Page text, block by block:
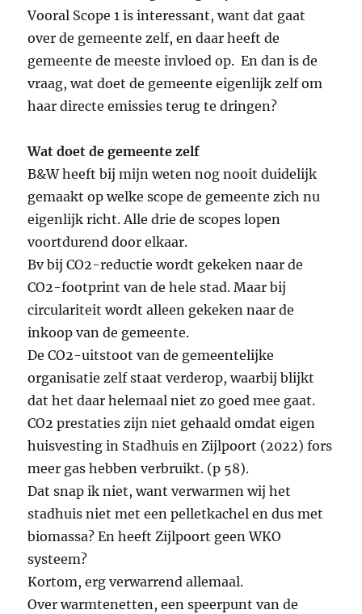
Vooral Scope 1 is interessant, want dat gaat
over de gemeente zelf, en daar heeft de
gemeente de meeste invloed op. En dan is de
vraag, wat doet de gemeente eigenlijk zelf om
haar directe emissies terug te dringen?
Wat doet de gemeente zelf
B&W heeft bij mijn weten nog nooit duidelijk
gemaakt op welke scope de gemeente zich nu
eigenlijk richt. Alle drie de scopes lopen
voortdurend door elkaar.
Bv bij CO2-reductie wordt gekeken naar de
CO2-footprint van de hele stad. Maar bij
circulariteit wordt alleen gekeken naar de
inkoop van de gemeente.
De CO2-uitstoot van de gemeentelijke
organisatie zelf staat verderop, waarbij blijkt
dat het daar helemaal niet zo goed mee gaat.
CO2 prestaties zijn niet gehaald omdat eigen
huisvesting in Stadhuis en Zijlpoort (2022) fors
meer gas hebben verbruikt. (p 58).
Dat snap ik niet, want verwarmen wij het
stadhuis niet met een pelletkachel en dus met
biomassa? En heeft Zijlpoort geen WKO
systeem?
Kortom, erg verwarrend allemaal.
Over warmtenetten, een speerpunt van de